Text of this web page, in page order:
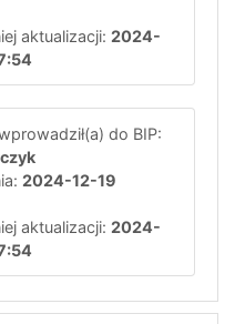
aktualizacji: 2024-
do BIP:
2024-12-19
aktualizacji: 2024-